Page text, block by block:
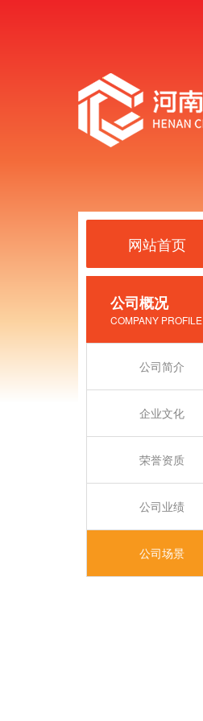
网站首页
公司概况
COMPANY PROFILE
公司简介
企业文化
荣誉资质
公司业绩
公司场景